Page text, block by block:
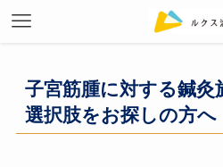
子宮筋腫に対する鍼灸
選択肢をお探しの方へ